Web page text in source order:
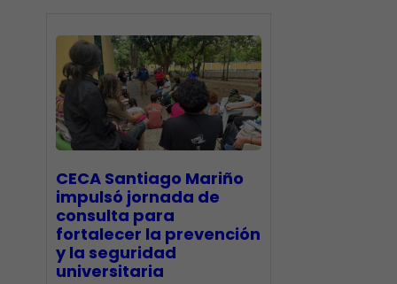
CECA Santiago Mariño
impulsó jornada de
consulta para
fortalecer la prevención
y la seguridad
universitaria